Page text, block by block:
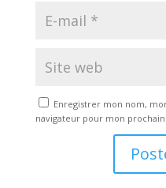
Enregistrer mon nom,
navigateur pour mon